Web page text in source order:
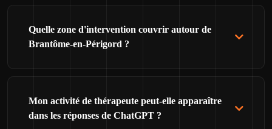
Quelle zone d'intervention couvrir autour de
Brantôme-en-Périgord ?
Mon activité de thérapeute peut-elle apparaître
dans les réponses de ChatGPT ?